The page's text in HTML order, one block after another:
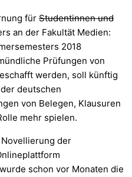
für Studentinnen und
an der Fakultät Medien:
2018
Prüfungen von
werden, soll künftig
deutschen
von Belegen, Klausuren
mehr spielen.
der
schon vor Monaten die